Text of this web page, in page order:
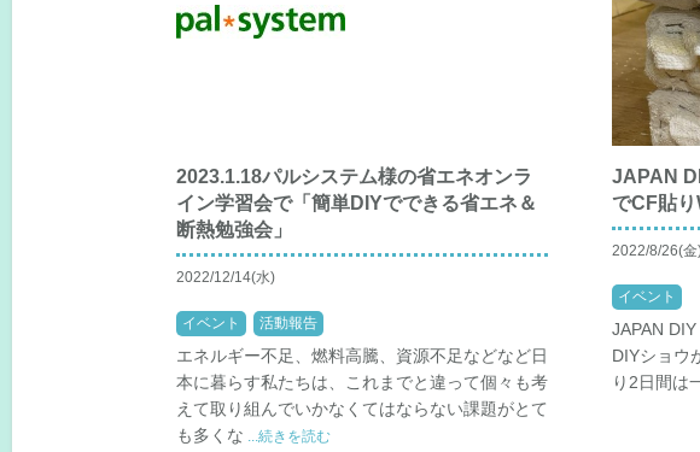
2023.1.18パルシステム様の省エネオンラ
イン学習会で「簡単DIYでできる省エネ＆
断熱勉強会」
2022/12/14(水)
イベント 活動報告
エネルギー不足、燃料高騰、資源不足などなど日
本に暮らす私たちは、これまでと違って個々も考
えて取り組んでいかなくてはならない課題がとて
も多くな ...続きを読む
JAPAN
でCF貼り
2022/8/26(金
イベント
JAPAN
DIYショウ
り2日間は